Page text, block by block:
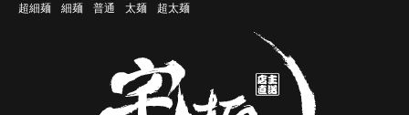
超細麺
細麺 普通 太麺 超太麺